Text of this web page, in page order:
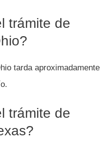
trámite de
tarda aproximadamente
trámite de